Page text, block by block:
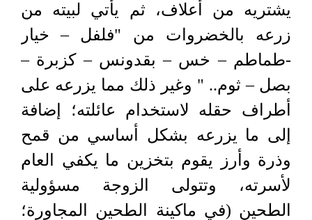
يشتريه من أعلاف، ثم يأتي لبيته من
زرعه بالخضروات من "فلفل – خيار
-طماطم – خس – بقدونس – كزبرة –
بصل – ثوم.. " وغير ذلك مما يزرعه على
أطراف حقله لاستخدام عائلته؛ إضافة
إلى ما يزرعه بشكل أساسي من قمح
وذرة وأرز يقوم بتخزين ما يكفي العام
لأسرته، وتتولى الزوجة مسؤولية
الطحين (في ماكينة الطحين المجاورة؛